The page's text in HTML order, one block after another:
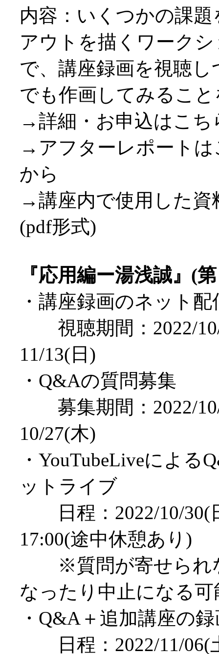
内容：いくつかの課
アウトを描くワーク
で、講座録画を視聴
でも作画してみるこ
→詳細・お申込はこち
→アフターレポート
から
→講座内で使用した資
(pdf形式)
『応用編ー湯浅誠』(
・講座録画のネット配
視聴期間：2022/
11/13(日)
・Q&Aの質問募集
募集期間：2022/
10/27(木)
・YouTubeLiveによる
ットライブ
日程：2022/10/30(
17:00(途中休憩あり)
※質問が寄せられ
なったり中止になる
・Q&A＋追加講座の
日程：2022/11/06(